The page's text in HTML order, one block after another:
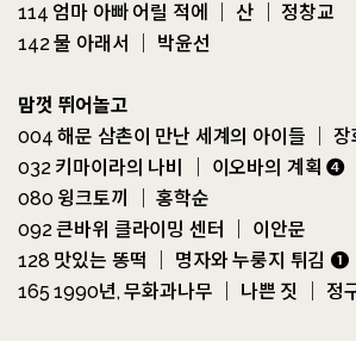
114 엄마 아빠 어릴 적에 ｜ 산 ｜ 정창교
142 물 아래서 ｜ 박윤선
맘껏 뛰어놀고
004 해문 삼촌이 만난 세계의 아이들 ｜
032 키마이라의 나비 ｜ 이오바의 계획 ➍
080 윙크토끼 ｜ 홍학순
092 큰바위 클라이밍 센터 ｜ 이안문
128 맛있는 똥떡 ｜ 명자와 누룽지 튀김 ➊
165 1990년, 무화과나무 ｜ 나쁜 짓 ｜ 정